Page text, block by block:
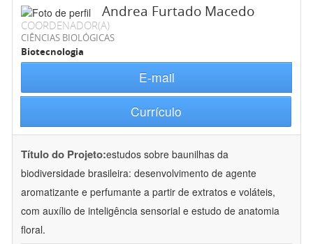
Andrea Furtado Macedo
COORDENADOR(A)
CIÊNCIAS BIOLÓGICAS
Biotecnologia
E-mail
Currículo
Título do Projeto:estudos sobre baunilhas da
biodiversidade brasileira: desenvolvimento de agente
aromatizante e perfumante a partir de extratos e voláteis,
com auxílio de inteligência sensorial e estudo de anatomia
floral.